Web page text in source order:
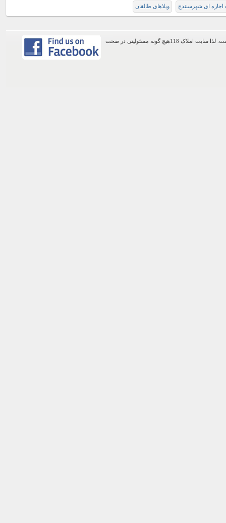
اجاره ای شهرسنندج ویلاهای طالقان
اطلاعات موجود در این وب سایت از طریق کاربران عمومی سایت ثبت شده است. لذا سایت املاک 118هیچ گونه مسئولیتی در صحت